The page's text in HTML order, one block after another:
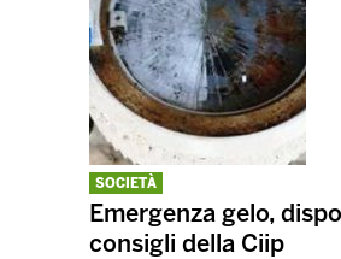
SOCIETÀ
Emergenza gelo,
consigli della Ciip